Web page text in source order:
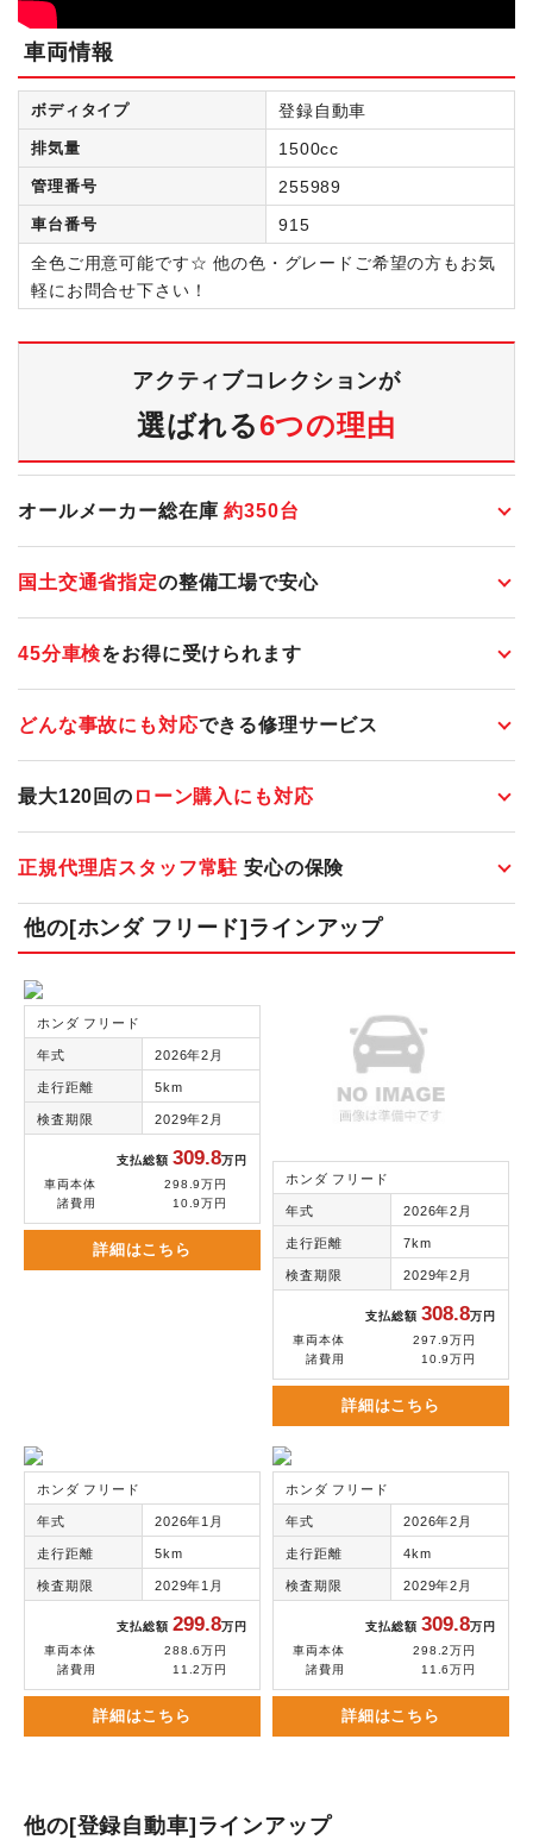
車両情報
ボディタイプ 登録自動車
排気量 1500cc
管理番号 255989
車台番号
915
全色ご用意可能です☆ 他の色・グレードご希望の方もお気
軽にお問合せ下さい！
アクティブコレクションが
選ばれる6つの理由
オールメーカー総在庫約350台
国土交通省指定の整備工場で安心
45分車検をお得に受けられます
どんな事故にも対応できる修理サービス
最大120回の ローン購入にも対応
正規代理店スタッフ常駐 安心の保険
他の[ホンダ フリード]ラインアップ
ホンダ フリード
年式 2026年2月
走行距離 5km
検査期限 2029年2月
支払総額309.8万円
車両本体
298.9万円
諸費用
10.9万円
詳細はこちら
ホンダ フリード
年式 2026年2月
走行距離 7km
検査期限 2029年2月
支払総額308.8万円
車両本体
297.9万円
諸費用
10.9万円
詳細はこちら
ホンダ フリード
年式 2026年1月
走行距離 5km
検査期限 2029年1月
支払総額299.8万円
車両本体
288.6万円
諸費用
11.2万円
詳細はこちら
ホンダ フリード
年式 2026年2月
走行距離 4km
検査期限 2029年2月
支払総額309.8万円
車両本体
298.2万円
諸費用
11.6万円
詳細はこちら
他の[登録自動車]ラインアップ